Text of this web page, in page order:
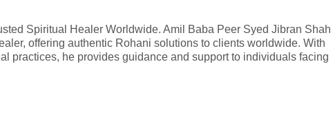
Spiritual Healer Worldwide. Amil Baba Peer Syed Jibran Shah
offering authentic Rohani solutions to clients worldwide. With
practices, he provides guidance and support to individuals facing